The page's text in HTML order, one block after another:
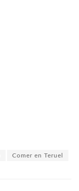
Comer en Teruel